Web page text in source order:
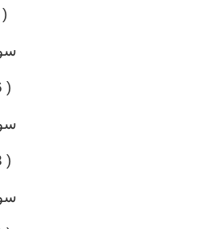
( 1 – 25 )
( 26 – 42 )
( 43 – 67 )